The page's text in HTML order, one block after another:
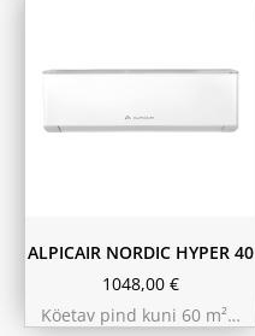
ALPICAIR NORDIC HYPER 40
1048,00 €
Köetav pind kuni 60 m²…